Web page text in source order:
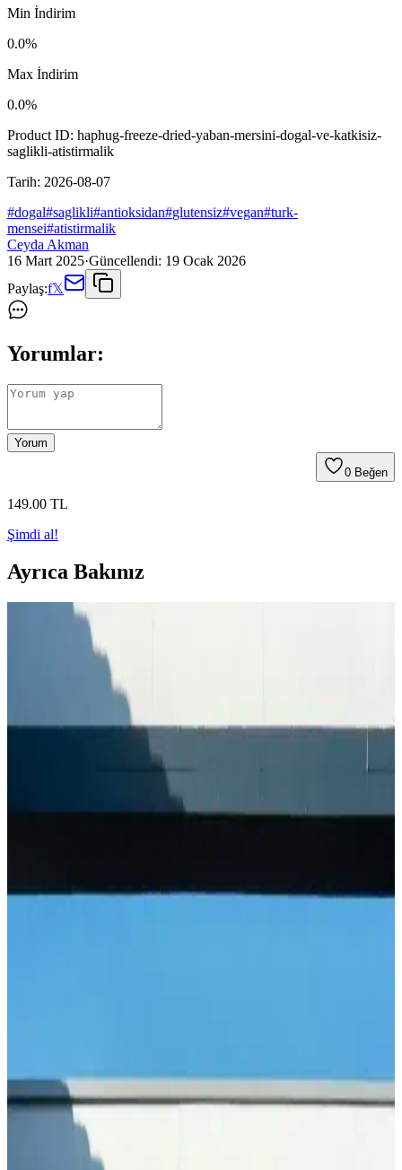
Min İndirim
0.0%
Max İndirim
0.0%
Product ID: haphug-freeze-dried-yaban-mersini-dogal-ve-katkisiz-
saglikli-atistirmalik
Tarih: 2026-08-07
#dogal#saglikli#antioksidan#glutensiz#vegan#turk-
mensei#atistirmalik
Ceyda Akman
16 Mart 2025·Güncellendi: 19 Ocak 2026
Paylaş:f𝕏
Yorumlar:
Yorum
0 Beğen
149.00 TL
Şimdi al!
Ayrıca Bakınız
Çedene Bitkisinin Sağlık ve Lezzet Açısından Güncel
Kullanım Alanları
Çedene, Anadolu'nun doğal bitkisi olup, sağlık faydaları ve
lezzetiyle öne çıkar. Demir içeriği yüksek olan bu bitki, solunum ve
sindirim sağlığını destekler, modern yaşamda doğal ürünler arasında
yer alır.
Ormanlı Pirinci Nedir ve Özellikleriyle Mutfakta
Ormanlı pirinci, doğal ortamda yetişen aromatik ve sağlıklı bir pirinç
Hunnap Pekmezi: Doğal Enerji ve Bağışıklık
Yumurta kabuğu hapı, doğal yüksek kalsiyum kaynağı olarak kemik
ve diş sağlığını destekler. Güvenilir kullanım ve kalite önemlidir,
uzman önerisiyle sağlıklı yaşamı destekler.
Palmolive Sabun Çeşitleri ve Özellikleri Günlük